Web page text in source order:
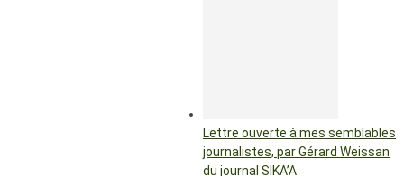
Lettre ouverte à mes semblables
journalistes, par Gérard Weissan
du journal SIKA’A